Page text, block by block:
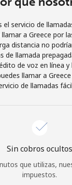
o
Continuar con
el servicio de
a Greece por
distancia no
de llamada
de voz en línea y
llamar a
de llamadas
Sin cobros ocultos
que utilizas,
impuestos.